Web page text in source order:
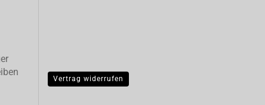
Vertrag widerrufen